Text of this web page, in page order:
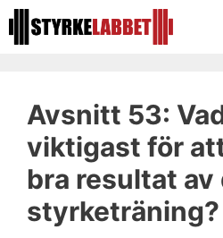
Hoppa
till
Avsnitt 53:
viktigast för
bra resultat av
styrketräning?